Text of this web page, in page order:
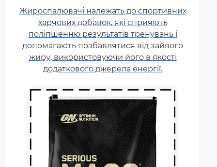
Жироспалювачі належать до спортивних
харчових добавок, які сприяють
поліпшенню результатів тренувань і
допомагають позбавлятися від зайвого
жиру, використовуючи його в якості
додаткового джерела енергії.
вуглеводи (прості або складні,
від чого залежить ціна товару) і
білок (як правило концентрат
сироваткового білка, але
зустрічаються і
мультикомпонентні за складом
білка гейнери).